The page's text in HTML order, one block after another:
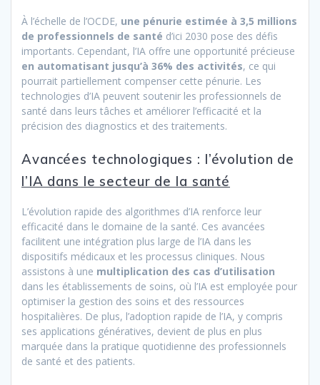
À l’échelle de l’OCDE, une pénurie estimée à 3,5 millions
de professionnels de santé d’ici 2030 pose des défis
importants. Cependant, l’IA offre une opportunité précieuse
en automatisant jusqu’à 36% des activités, ce qui
pourrait partiellement compenser cette pénurie. Les
technologies d’IA peuvent soutenir les professionnels de
santé dans leurs tâches et améliorer l’efficacité et la
précision des diagnostics et des traitements.
Avancées technologiques : l’évolution de
l’IA dans le secteur de la santé
L’évolution rapide des algorithmes d’IA renforce leur
efficacité dans le domaine de la santé. Ces avancées
facilitent une intégration plus large de l’IA dans les
dispositifs médicaux et les processus cliniques. Nous
assistons à une multiplication des cas d’utilisation
dans les établissements de soins, où l’IA est employée pour
optimiser la gestion des soins et des ressources
hospitalières. De plus, l’adoption rapide de l’IA, y compris
ses applications génératives, devient de plus en plus
marquée dans la pratique quotidienne des professionnels
de santé et des patients.